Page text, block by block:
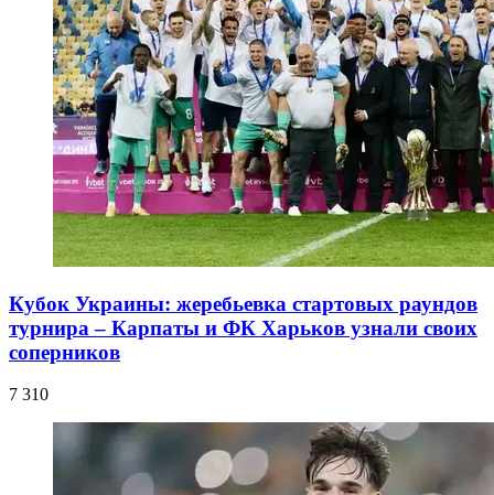
Кубок Украины: жеребьевка стартовых раундов
турнира – Карпаты и ФК Харьков узнали своих
соперников
7 310